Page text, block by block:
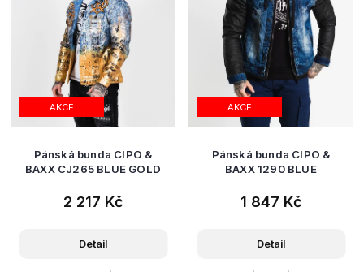
AKCE
Pánská bunda CIPO &
BAXX CJ265 BLUE GOLD
2 217 Kč
Detail
AKCE
Pánská bunda CIPO &
BAXX 1290 BLUE
1 847 Kč
Detail